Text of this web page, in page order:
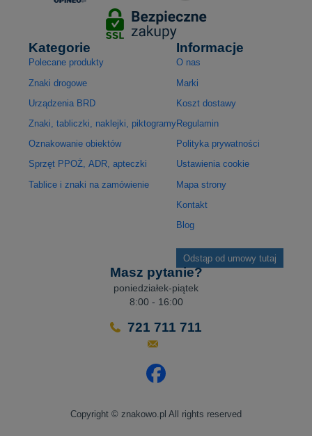
Kategorie
Polecane produkty
Znaki drogowe
Urządzenia BRD
Znaki, tabliczki, naklejki, piktogramy
Oznakowanie obiektów
Sprzęt PPOŻ, ADR, apteczki
Tablice i znaki na zamówienie
Informacje
O nas
Marki
Koszt dostawy
Regulamin
Polityka prywatności
Ustawienia cookie
Mapa strony
Kontakt
Blog
Odstąp od umowy tutaj
Masz pytanie?
poniedziałek-piątek
8:00 - 16:00
721 711 711
Odwiedź nasz profil na
Copyright © znakowo.pl All rights reserved